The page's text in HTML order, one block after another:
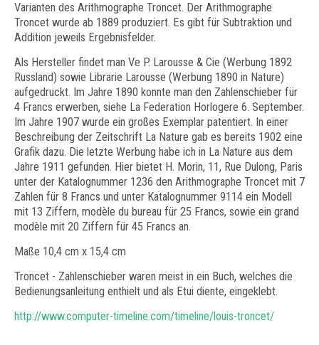
Varianten des Arithmographe Troncet. Der Arithmographe
Troncet wurde ab 1889 produziert. Es gibt für Subtraktion und
Addition jeweils Ergebnisfelder.
Als Hersteller findet man Ve P. Larousse & Cie (Werbung 1892
Russland) sowie Librarie Larousse (Werbung 1890 in Nature)
aufgedruckt. Im Jahre 1890 konnte man den Zahlenschieber für
4 Francs erwerben, siehe La Federation Horlogere 6. September.
Im Jahre 1907 wurde ein großes Exemplar patentiert. In einer
Beschreibung der Zeitschrift La Nature gab es bereits 1902 eine
Grafik dazu. Die letzte Werbung habe ich in La Nature aus dem
Jahre 1911 gefunden. Hier bietet H. Morin, 11, Rue Dulong, Paris
unter der Katalognummer 1236 den Arithmographe Troncet mit 7
Zahlen für 8 Francs und unter Katalognummer 9114 ein Modell
mit 13 Ziffern, modèle du bureau für 25 Francs, sowie ein grand
modèle mit 20 Ziffern für 45 Francs an.
Maße 10,4 cm x 15,4 cm
Troncet - Zahlenschieber waren meist in ein Buch, welches die
Bedienungsanleitung enthielt und als Etui diente, eingeklebt.
http://www.computer-timeline.com/timeline/louis-troncet/